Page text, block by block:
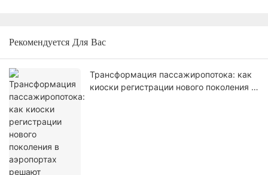
Рекомендуется Для Вас
Трансформация пассажиропотока: как
киоски регистрации нового поколения в